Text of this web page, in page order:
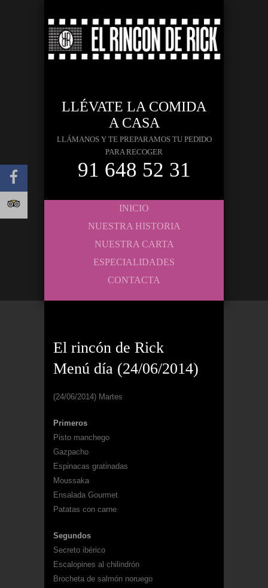
LLÉVATE LA COMIDA
A CASA
LLÁMANOS Y TE PREPARAMOS TU PEDIDO
PARA RECOGER
91 648 52 31
INICIO
NUESTRA HISTORIA
NUESTRA CARTA
ESPECIALIDADES
CONTACTA
El rincón de Rick
Menú día (24/06/2014)
(24/06/2014) Martes
Primeros
Pisto manchego
Gazpacho
Espinacas gratinadas
Moussaka
Ensalada Gourmet
Patatas con carne
Segundos
Secreto ibérico
Escalopines al chilindrón
Brocheta de salmón noruego